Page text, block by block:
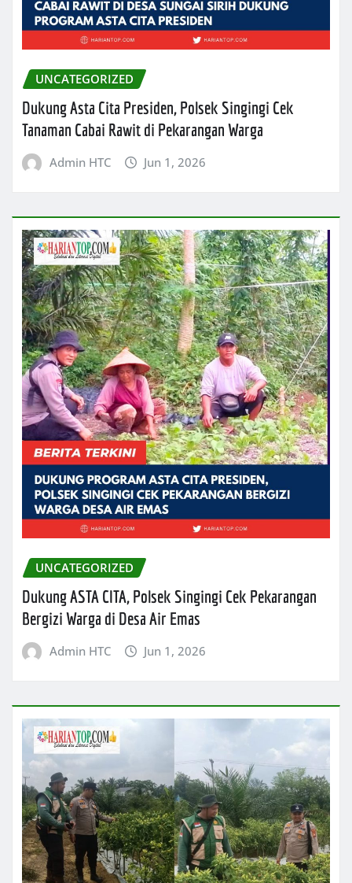
UNCATEGORIZED
Dukung Asta Cita Presiden, Polsek Singingi Cek
Tanaman Cabai Rawit di Pekarangan Warga
Admin HTC Jun 1, 2026
UNCATEGORIZED
Dukung ASTA CITA, Polsek Singingi Cek Pekarangan
Bergizi Warga di Desa Air Emas
Admin HTC Jun 1, 2026